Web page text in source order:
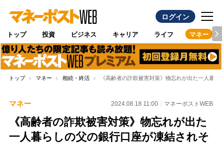
ログイン
トップ 投資 ビジネス キャリア ライフ マネー
トップ マネー 相続・終活 《高齢者の詐欺被害対策》物忘れが出た一人
マネー 2024.08.18 11:00 マネーポストWEB
《高齢者の詐欺被害対策》物忘れが出た
一人暮らしの父の銀行口座が凍結されそ